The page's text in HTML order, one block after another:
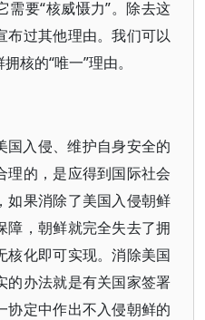
需要“核威慑力”。除去这
布过其他理由。我们可以
核的“唯一”理由。
国入侵、维护自身安全的
理的，是应得到国际社会
如果消除了美国入侵朝鲜
障，朝鲜就完全失去了拥
核化即可实现。消除美国
的办法就是有关国家签署
协定中作出不入侵朝鲜的